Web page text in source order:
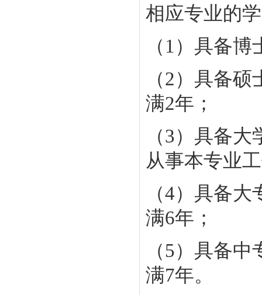
相应专业的
（1）具备
（2）具备
满2年；
（3）具备
从事本专业
（4）具备
满6年；
（5）具备
满7年。